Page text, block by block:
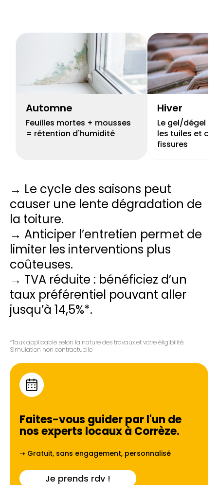
Automne
Feuilles mortes + mousses
= rétention d'humidité
Hiver
Le gel/dégel
les tuiles et
fissures
→ Le cycle des saisons peut
causer une lente dégradation de
la toiture.
→ Anticiper l’entretien permet de
limiter les interventions plus
coûteuses.
→ TVA réduite : bénéficiez d’un
taux préférentiel pouvant aller
jusqu’à 14,5%*.
*Taux applicable selon la nature des travaux et votre éligibilité.
Simulation non contractuelle
Faites-vous guider par l'un de
nos experts locaux à Corrèze.
➝ Gratuit, sans engagement, personnalisé
Je prends rdv !